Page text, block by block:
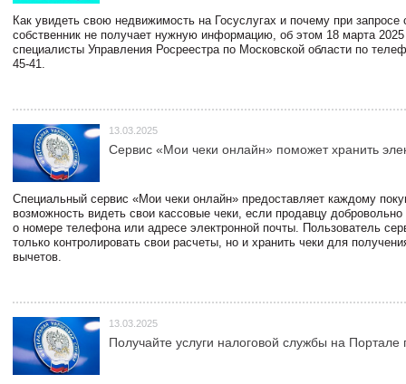
Как увидеть свою недвижимость на Госуслугах и почему при запросе
собственник не получает нужную информацию, об этом 18 марта 2025
специалисты Управления Росреестра по Московской области по
45-41.
13.03.2025
Сервис «Мои чеки онлайн» поможет хранить
Специальный сервис «Мои чеки онлайн» предоставляет каждому
возможность видеть свои кассовые чеки, если продавцу
о номере телефона или адресе электронной почты. Пользователь
только контролировать свои расчеты, но и хранить чеки для
вычетов.
13.03.2025
Получайте услуги налоговой службы на Портале